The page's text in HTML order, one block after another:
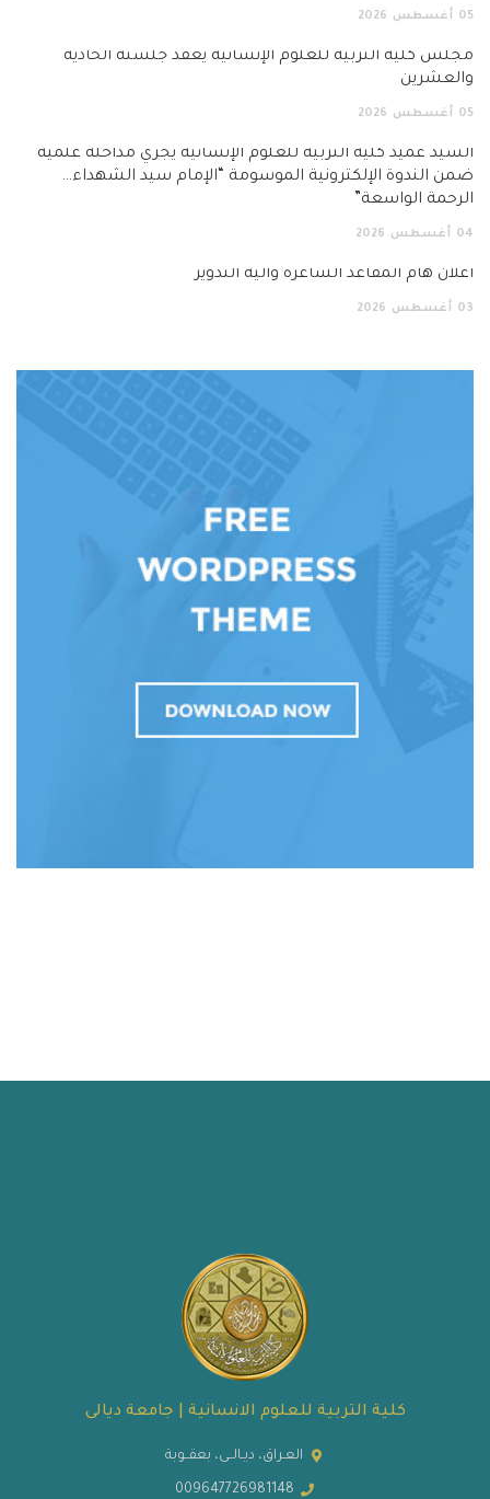
05 أغسطس 2026
مجلس كلية التربية للعلوم الإنسانية يعقد جلسته الحادية
والعشرين
05 أغسطس 2026
السيد عميد كلية التربية للعلوم الإنسانية يجري مداخلة علمية
ضمن الندوة الإلكترونية الموسومة “الإمام سيد الشهداء…
الرحمة الواسعة”
04 أغسطس 2026
اعلان هام المقاعد الشاغرة وآلية التدوير
03 أغسطس 2026
كلية التربية للعلوم الانسانية | جامعة ديالى
العـراق، ديـالــى، بعقــوبة
009647726981148